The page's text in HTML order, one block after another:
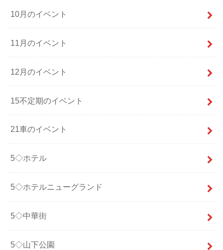
10月のイベント
11月のイベント
12月のイベント
15不定期のイベント
21車のイベント
5◇ホテル
5◇ホテルニューグランド
5◇中華街
5◇山下公園